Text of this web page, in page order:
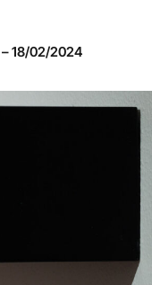
–18/02/2024